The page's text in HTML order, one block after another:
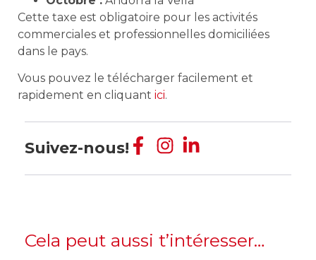
Cette taxe est obligatoire pour les activités
commerciales et professionnelles domiciliées
dans le pays.
Vous pouvez le télécharger facilement et
rapidement en cliquant ici.
Suivez-nous!
Cela peut aussi t’intéresser…